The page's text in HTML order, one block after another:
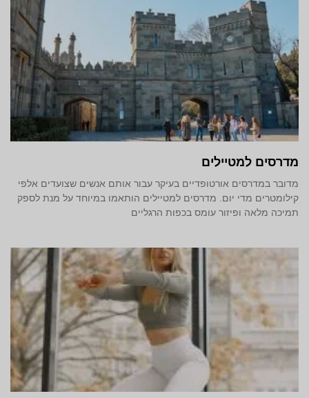
מדרסים למטיילים
מדובר במדרסים אורטופדיים בעיקר עבור אותם אנשים שצועדים אלפי
קילומטרים מדי יום. מדרסים למטיילים הותאמו במיוחד על מנת לספק
תמיכה מלאה ופיזור עומס בכפות הרגליים